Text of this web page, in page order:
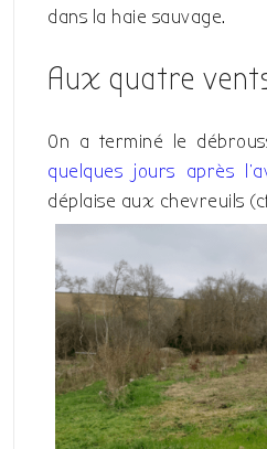
dans la haie sauvage.
Aux quatre
On a terminé le
quelques jours après
déplaise aux chevreuils